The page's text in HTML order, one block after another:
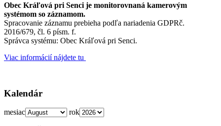
Obec Kráľová pri Senci je monitorovnaná kamerovým
systémom so záznamom.
Spracovanie záznamu prebieha podľa nariadenia GDPRč.
2016/679, čl. 6 písm. f.
Správca systému: Obec Kráľová pri Senci.
Viac informácií nájdete tu
Kalendár
mesiac rok